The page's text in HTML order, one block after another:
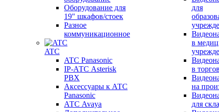
Оборудование для
19" шкафов/стоек
Разное
коммуникационное
ATC
ATC Panasonic
IP-АТС Asterisk
PBX
Аксессуары к АТС
Panasonic
АТС Avaya
для
в
в
на
для